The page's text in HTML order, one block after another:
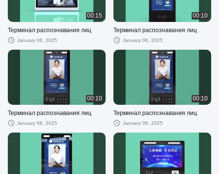
00:15
Терминал распознавания лиц
January 06, 2025
00:10
Терминал распознавания лиц
January 06, 2025
00:10
Терминал распознавания лиц
January 06, 2025
00:10
Терминал распознавания лиц
January 06, 2025